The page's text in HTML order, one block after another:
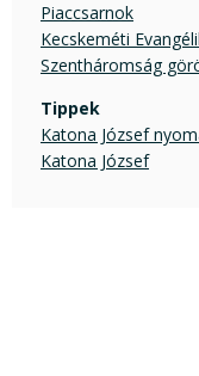
Piaccsarnok
Kecskeméti
Szentháromság
Tippek
Katona József
Katona József